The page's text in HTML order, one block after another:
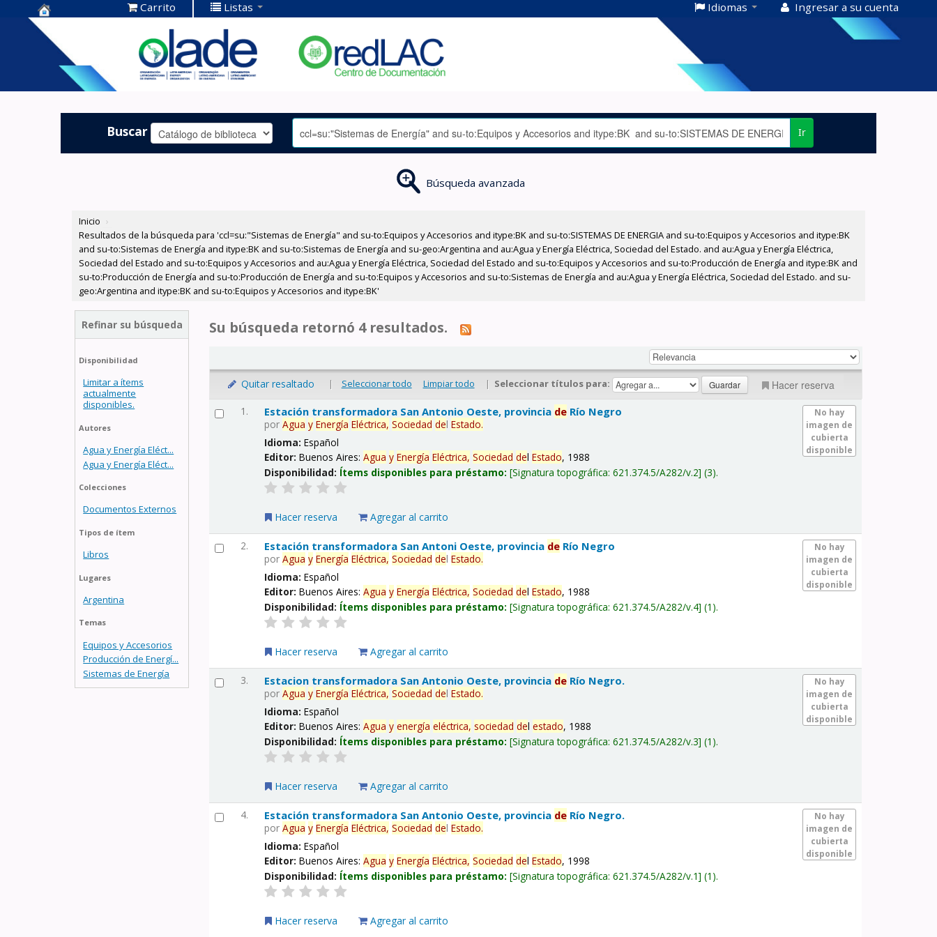
Centro de
Documentación
OLADE -
Carrito Listas Idiomas Ingresar a su cuenta
Buscar Ir
Búsqueda avanzada
Inicio ›
Resultados de la búsqueda para 'ccl=su:"Sistemas de Energía" and su-to:Equipos y Accesorios and itype:BK and su-to:SISTEMAS DE ENERGIA and su-to:Equipos y Accesorios and itype:BK
and su-to:Sistemas de Energía and itype:BK and su-to:Sistemas de Energía and su-geo:Argentina and au:Agua y Energía Eléctrica, Sociedad del Estado. and au:Agua y Energía Eléctrica,
Sociedad del Estado and su-to:Equipos y Accesorios and au:Agua y Energía Eléctrica, Sociedad del Estado and su-to:Equipos y Accesorios and su-to:Producción de Energía and itype:BK and
su-to:Producción de Energía and su-to:Producción de Energía and su-to:Equipos y Accesorios and su-to:Sistemas de Energía and au:Agua y Energía Eléctrica, Sociedad del Estado. and su-
geo:Argentina and itype:BK and su-to:Equipos y Accesorios and itype:BK'
Refinar su búsqueda
Disponibilidad
Limitar a ítems
actualmente
disponibles.
Autores
Agua y Energía Eléct...
Agua y Energía Eléct...
Colecciones
Documentos Externos
Tipos de ítem
Libros
Lugares
Argentina
Temas
Equipos y Accesorios
Producción de Energí...
Sistemas de Energía
Su búsqueda retornó 4 resultados.
Quitar resaltado | Seleccionar todo Limpiar todo | Seleccionar títulos para: Hacer reserva
1.
No hay
imagen de
cubierta
disponible
Estación transformadora San Antonio Oeste, provincia de Río Negro
porAgua y Energía Eléctrica, Sociedad delEstado.
Idioma:Español
Editor:Buenos Aires:Agua y Energía Eléctrica, Sociedad delEstado, 1988
Disponibilidad: Ítems disponibles para préstamo: Signatura topográfica:621.374.5/A282/v.2 (3).
Hacer reserva Agregar al carrito
2.
No hay
imagen de
cubierta
disponible
Estación transformadora San Antoni Oeste, provincia de Río Negro
porAgua y Energía Eléctrica, Sociedad delEstado.
Idioma:Español
Editor:Buenos Aires:Agua y Energía Eléctrica, Sociedad delEstado, 1988
Disponibilidad: Ítems disponibles para préstamo: Signatura topográfica:621.374.5/A282/v.4 (1).
Hacer reserva Agregar al carrito
3.
No hay
imagen de
cubierta
disponible
Estacion transformadora San Antonio Oeste, provincia de Río Negro.
porAgua y Energía Eléctrica, Sociedad delEstado.
Idioma:Español
Editor:Buenos Aires:Agua y energía eléctrica, sociedad delestado, 1988
Disponibilidad: Ítems disponibles para préstamo: Signatura topográfica:621.374.5/A282/v.3 (1).
Hacer reserva Agregar al carrito
4.
No hay
imagen de
cubierta
disponible
Estación transformadora San Antonio Oeste, provincia de Río Negro.
porAgua y Energía Eléctrica, Sociedad delEstado.
Idioma:Español
Editor:Buenos Aires:Agua y Energía Eléctrica, Sociedad delEstado, 1998
Disponibilidad: Ítems disponibles para préstamo: Signatura topográfica:621.374.5/A282/v.1 (1).
Hacer reserva Agregar al carrito